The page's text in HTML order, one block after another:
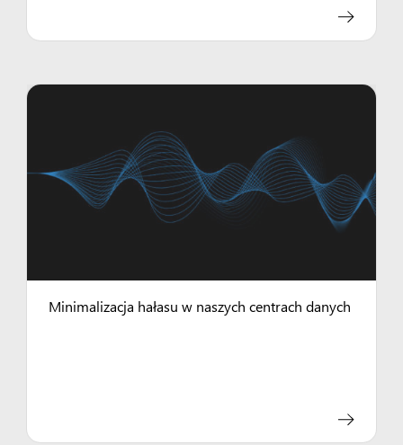
Minimalizacja hałasu w naszych centrach danych